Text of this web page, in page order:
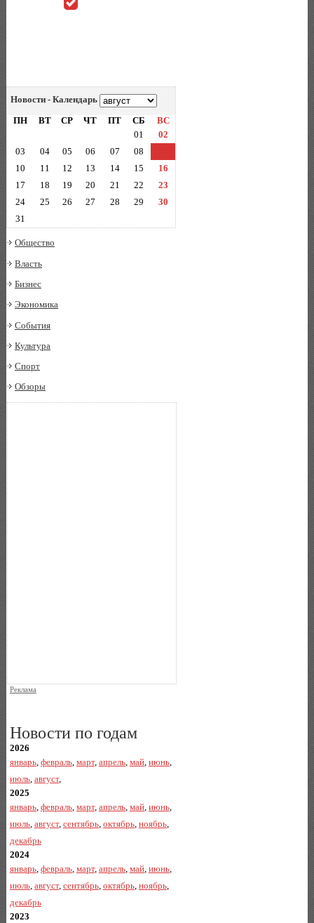
Новости - Календарь
ПН
ВТ СР ЧТ ПТ СБ
ВС
01
02
03
04 05 06 07 08
10
11 12 13 14 15
16
17
18 19 20 21 22
23
24
25 26 27 28 29
30
31
Общество
Власть
Бизнес
Экономика
События
Культура
Спорт
Обзоры
Реклама
Новости по годам
2026
январь, февраль, март, апрель, май, июнь,
июль, август,
2025
январь, февраль, март, апрель, май, июнь,
июль, август, сентябрь, октябрь, ноябрь,
декабрь
2024
январь, февраль, март, апрель, май, июнь,
июль, август, сентябрь, октябрь, ноябрь,
декабрь
2023